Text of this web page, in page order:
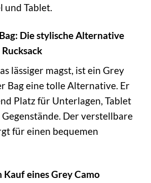
und Tablet.
Die stylische Alternative
lässiger magst, ist ein Grey
Bag eine tolle Alternative. Er
Platz für Unterlagen, Tablet
Der verstellbare
für einen bequemen
eines Grey Camo